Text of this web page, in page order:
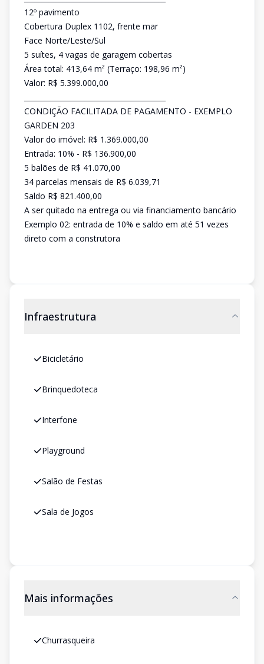
12º pavimento
Cobertura Duplex 1102, frente mar
Face Norte/Leste/Sul
5 suítes, 4 vagas de garagem cobertas
Área total: 413,64 m² (Terraço: 198,96 m²)
Valor: R$ 5.399.000,00
CONDIÇÃO FACILITADA DE PAGAMENTO - EXEMPLO
GARDEN 203
Valor do imóvel: R$ 1.369.000,00
Entrada: 10% - R$ 136.900,00
5 balões de R$ 41.070,00
34 parcelas mensais de R$ 6.039,71
Saldo R$ 821.400,00
A ser quitado na entrega ou via financiamento bancário
Exemplo 02: entrada de 10% e saldo em até 51 vezes
direto com a construtora
Infraestrutura
Bicicletário
Brinquedoteca
Interfone
Playground
Salão de Festas
Sala de Jogos
Mais informações
Churrasqueira